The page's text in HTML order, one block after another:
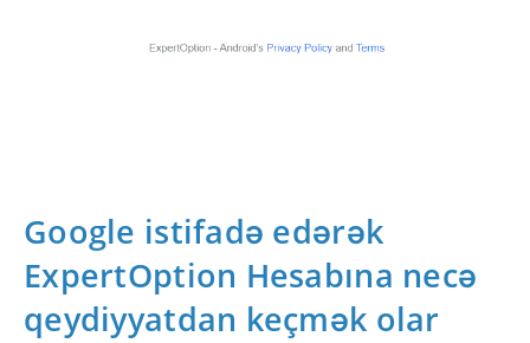
Google istifadə edərək
ExpertOption Hesabına necə
qeydiyyatdan keçmək olar